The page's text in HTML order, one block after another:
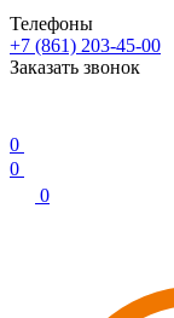
Телефоны
+7 (861) 203-45-00
Заказать звонок
0
0
0